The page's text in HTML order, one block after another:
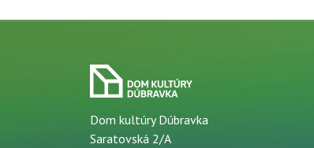
Dom kultúry Dúbravka
Saratovská 2/A